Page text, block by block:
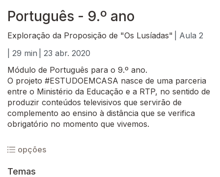
Português - 9.º ano
Exploração da Proposição de "Os Lusíadas"
| Aula 2
| 29 min
| 23 abr. 2020
Módulo de Português para o 9.º ano.
O projeto #ESTUDOEMCASA nasce de uma parceria
entre o Ministério da Educação e a RTP, no sentido de
produzir conteúdos televisivos que servirão de
complemento ao ensino à distância que se verifica
obrigatório no momento que vivemos.
opções
Temas